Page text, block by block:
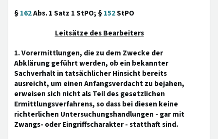
§162Abs. 1 Satz 1 StPO; §152StPO
Leitsätze des Bearbeiters
1. Vorermittlungen, die zu dem Zwecke der
Abklärung geführt werden, ob ein bekannter
Sachverhalt in tatsächlicher Hinsicht bereits
ausreicht, um einen Anfangsverdacht zu bejahen,
erweisen sich nicht als Teil des gesetzlichen
Ermittlungsverfahrens, so dass bei diesen keine
richterlichen Untersuchungshandlungen - gar mit
Zwangs- oder Eingriffscharakter - statthaft sind.